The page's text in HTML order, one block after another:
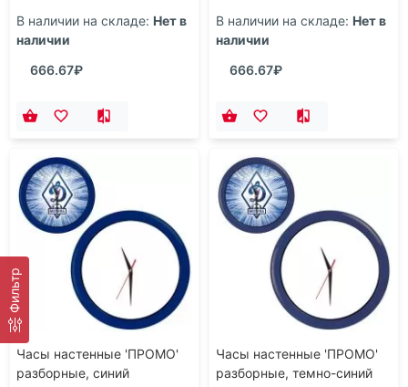
Фильтр
В наличии на складе: Нет в
наличии
666.67₽
В наличии на складе: Нет в
наличии
666.67₽
Часы настенные 'ПРОМО'
разборные, синий
Часы настенные 'ПРОМО'
разборные, темно-синий